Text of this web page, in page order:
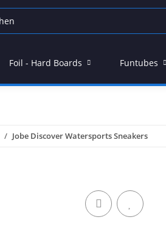
Foil - Hard Boards Funtubes
Jobe Discover Watersports Sneakers